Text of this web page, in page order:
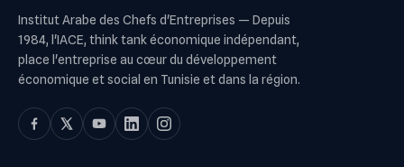
Institut Arabe des Chefs d'Entreprises — Depuis
1984, l'IACE, think tank économique indépendant,
place l'entreprise au cœur du développement
économique et social en Tunisie et dans la région.